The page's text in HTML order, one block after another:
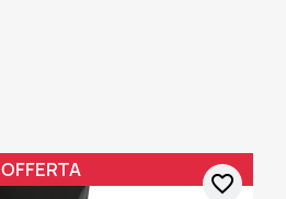
OFFERTA
favorite_border